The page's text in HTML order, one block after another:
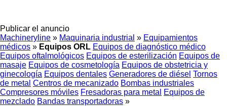
Publicar el anuncio
Machineryline » Maquinaria industrial » Equipamientos
médicos » Equipos ORL Equipos de diagnóstico médico
Equipos oftalmológicos Equipos de esterilización Equipos de
masaje Equipos de cosmetología Equipos de obstetricia y
ginecología Equipos dentales Generadores de diésel Tornos
de metal Centros de mecanizado Bombas industriales
Compresores móviles Fresadoras para metal
Equipos de
mezclado Bandas transportadoras »